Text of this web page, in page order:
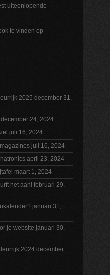
uiteenlopende
te vinden op
2025 december 31,
december 24, 2024
juli 16, 2024
juli 16, 2024
april 23, 2024
maart 1, 2024
het aan! februari 29,
januari 31,
je website januari 30,
2024 december